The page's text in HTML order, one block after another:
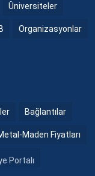
Üniversiteler
Organizasyonlar
Bağlantılar
Maden Fiyatları
Portalı